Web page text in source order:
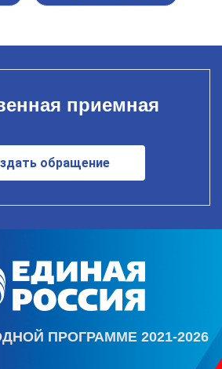
приемная
обращение
ПРОГРАММЕ 2021-2026